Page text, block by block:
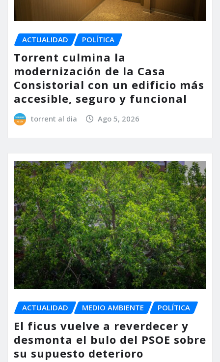
ACTUALIDAD POLÍTICA
Torrent culmina la
modernización de la Casa
Consistorial con un edificio más
accesible, seguro y funcional
torrent al dia Ago 5, 2026
ACTUALIDAD MEDIO AMBIENTE POLÍTICA
El ficus vuelve a reverdecer y
desmonta el bulo del PSOE sobre
su supuesto deterioro